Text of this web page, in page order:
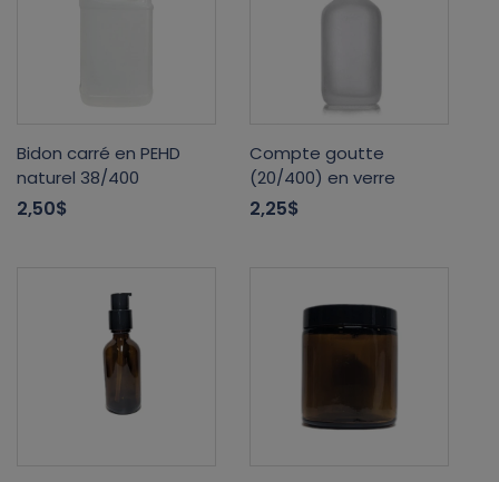
Bidon carré en PEHD
naturel 38/400
2,50$
Compte goutte
(20/400) en verre
2,25$